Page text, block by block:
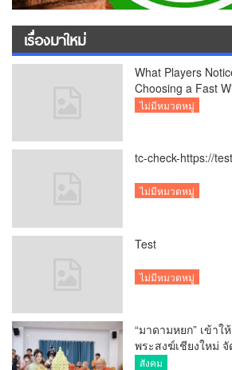
เรื่องมาใหม่
What Players
Choosing a Fast
UK
ไม่มีหมวดหมู่
tc-check-https://
ไม่มีหมวดหมู่
Test
ไม่มีหมวดหมู่
“มาดามหยก” เข้าใ
พระสงฆ์เชียงใหม่
รายรับรายจ่ายของ
สังคม